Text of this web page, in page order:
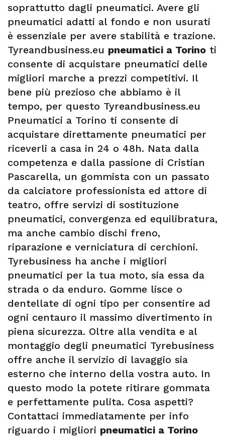
soprattutto dagli pneumatici. Avere gli
pneumatici adatti al fondo e non usurati
è essenziale per avere stabilità e trazione.
Tyreandbusiness.eu pneumatici a Torino ti
consente di acquistare pneumatici delle
migliori marche a prezzi competitivi. Il
bene più prezioso che abbiamo è il
tempo, per questo Tyreandbusiness.eu
Pneumatici a Torino ti consente di
acquistare direttamente pneumatici per
riceverli a casa in 24 o 48h. Nata dalla
competenza e dalla passione di Cristian
Pascarella, un gommista con un passato
da calciatore professionista ed attore di
teatro, offre servizi di sostituzione
pneumatici, convergenza ed equilibratura,
ma anche cambio dischi freno,
riparazione e verniciatura di cerchioni.
Tyrebusiness ha anche i migliori
pneumatici per la tua moto, sia essa da
strada o da enduro. Gomme lisce o
dentellate di ogni tipo per consentire ad
ogni centauro il massimo divertimento in
piena sicurezza. Oltre alla vendita e al
montaggio degli pneumatici Tyrebusiness
offre anche il servizio di lavaggio sia
esterno che interno della vostra auto. In
questo modo la potete ritirare gommata
e perfettamente pulita. Cosa aspetti?
Contattaci immediatamente per info
riguardo i migliori pneumatici a Torino